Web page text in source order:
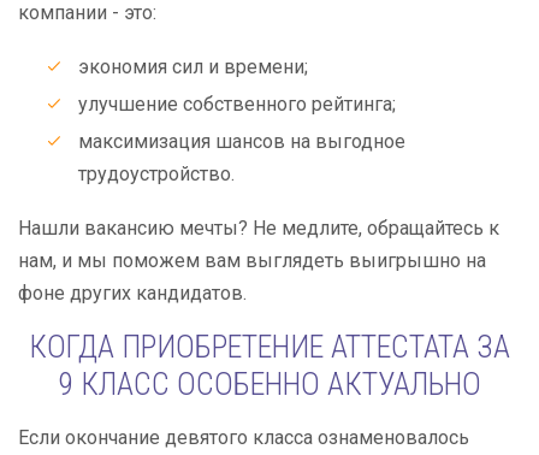
компании - это:
экономия сил и времени;
улучшение собственного рейтинга;
максимизация шансов на выгодное
трудоустройство.
Нашли вакансию мечты? Не медлите, обращайтесь к
нам, и мы поможем вам выглядеть выигрышно на
фоне других кандидатов.
КОГДА ПРИОБРЕТЕНИЕ АТТЕСТАТА ЗА
9 КЛАСС ОСОБЕННО АКТУАЛЬНО
Если окончание девятого класса ознаменовалось